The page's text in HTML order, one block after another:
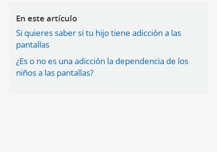
En este artículo
Si quieres saber si tu hijo tiene adicción a las
pantallas
¿Es o no es una adicción la dependencia de los
niños a las pantallas?